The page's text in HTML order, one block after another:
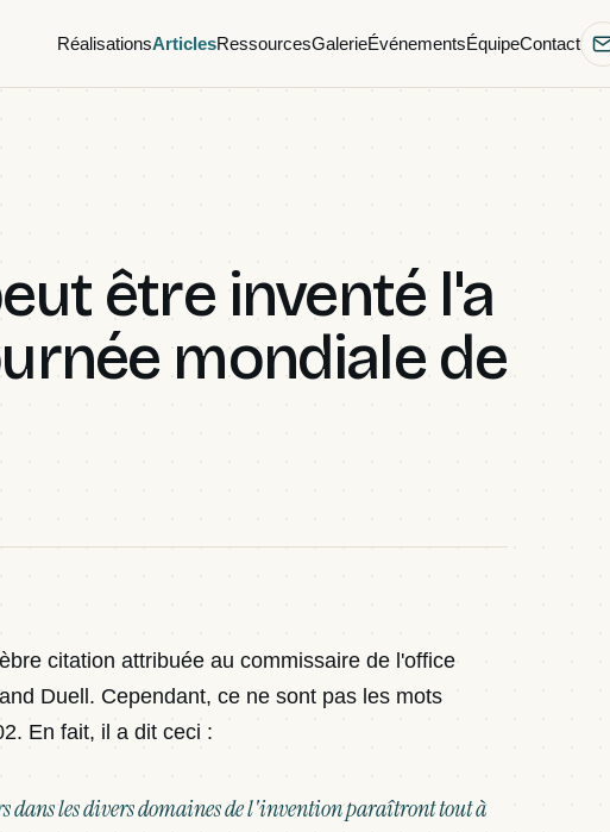
RéalisationsArticlesRessourcesGalerieÉvénementsÉquipeContact
être inventé l'a
mondiale de
citation attribuée au commissaire de l'office
Duell. Cependant, ce ne sont pas les mots
En fait, il a dit ceci :
dans les divers domaines de l'invention paraîtront tout à